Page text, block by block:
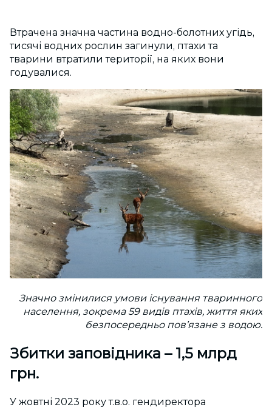
Втрачена значна частина водно-болотних угідь,
тисячі водних рослин загинули, птахи та
тварини втратили території, на яких вони
годувалися.
Значно змінилися умови існування тваринного
населення, зокрема 59 видів птахів, життя яких
безпосередньо пов’язане з водою.
Збитки заповідника – 1,5 млрд
грн.
У жовтні 2023 року т.в.о. гендиректора